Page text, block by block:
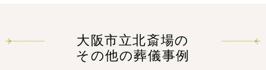
大阪市立北斎場の
その他の葬儀事例